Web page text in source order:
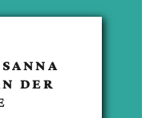
DER